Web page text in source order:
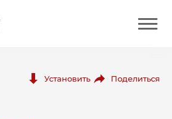
Установить Поделиться